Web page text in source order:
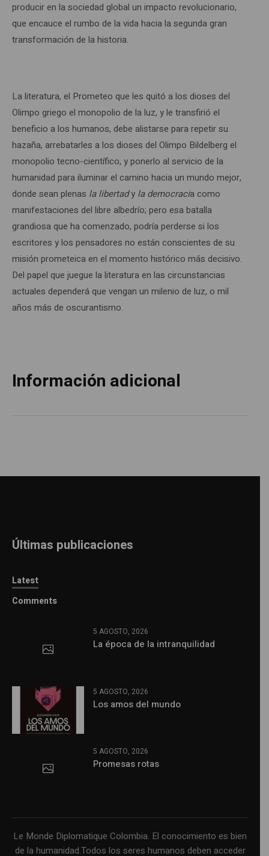
producir en la sociedad global un impacto revolucionario,
que encauce el rumbo de la vida hacia la segunda gran
transformación de la historia.
La literatura, el Prometeo que les quitó a los dioses del
Olimpo griego el monopolio de la luz, y le transfirió el
beneficio a los humanos, debe alistarse para repetir su
hazaña, arrebatarles a los dioses del Olimpo Bildelberg el
monopolio tecno-científico, y ponerlo al servicio de la
humanidad para iluminar el camino hacia un mundo mejor,
donde sean plenas la libertady la democracia como
manifestaciones del libre albedrío; pero esa batalla
grandiosa que ha comenzado, podría perderse si los
escritores y los pensadores no están conscientes de su
misión prometeica en el momento histórico más decisivo.
Del papel que juegue la literatura en las circunstancias
actuales dependerá que vengan un milenio de luz, o mil
años más de oscurantismo.
Información adicional
Últimas publicaciones
Latest
Comments
5 AGOSTO, 2026
La época de la intranquilidad
5 AGOSTO, 2026
Los amos del mundo
5 AGOSTO, 2026
Promesas rotas
Le Monde Diplomatique Colombia. El conocimiento es bien
de la humanidad.Todos los seres humanos deben acceder